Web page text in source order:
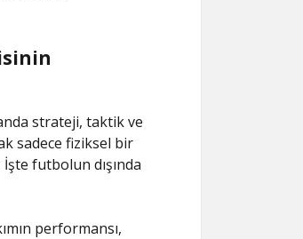
strateji, taktik ve
sadece fiziksel bir
futbolun dışında
performansı,